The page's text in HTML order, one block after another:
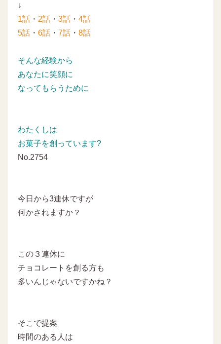
↓
1話 ・ 2話 ・ 3話 ・ 4話
5話 ・ 6話 ・ 7話 ・ 8話
そんな経験から
あなたに笑顔に
なってもらうために
わたくしは
お菓子を創っています?
No.2754
今日から3連休ですが
何かされますか？
この３連休に
チョコレートを創る方も
多いんじゃないですかね？
そこで提案
時間のある人は